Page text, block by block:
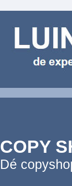
COPY
Dé